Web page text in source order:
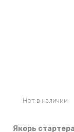
Нет в наличии
Якорь